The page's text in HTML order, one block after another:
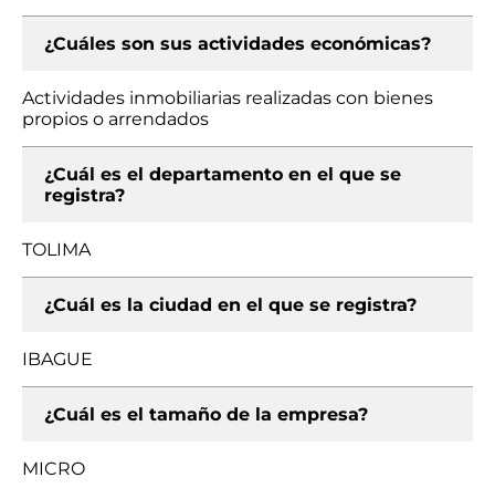
¿Cuáles son sus actividades económicas?
Actividades inmobiliarias realizadas con bienes
propios o arrendados
¿Cuál es el departamento en el que se
registra?
TOLIMA
¿Cuál es la ciudad en el que se registra?
IBAGUE
¿Cuál es el tamaño de la empresa?
MICRO